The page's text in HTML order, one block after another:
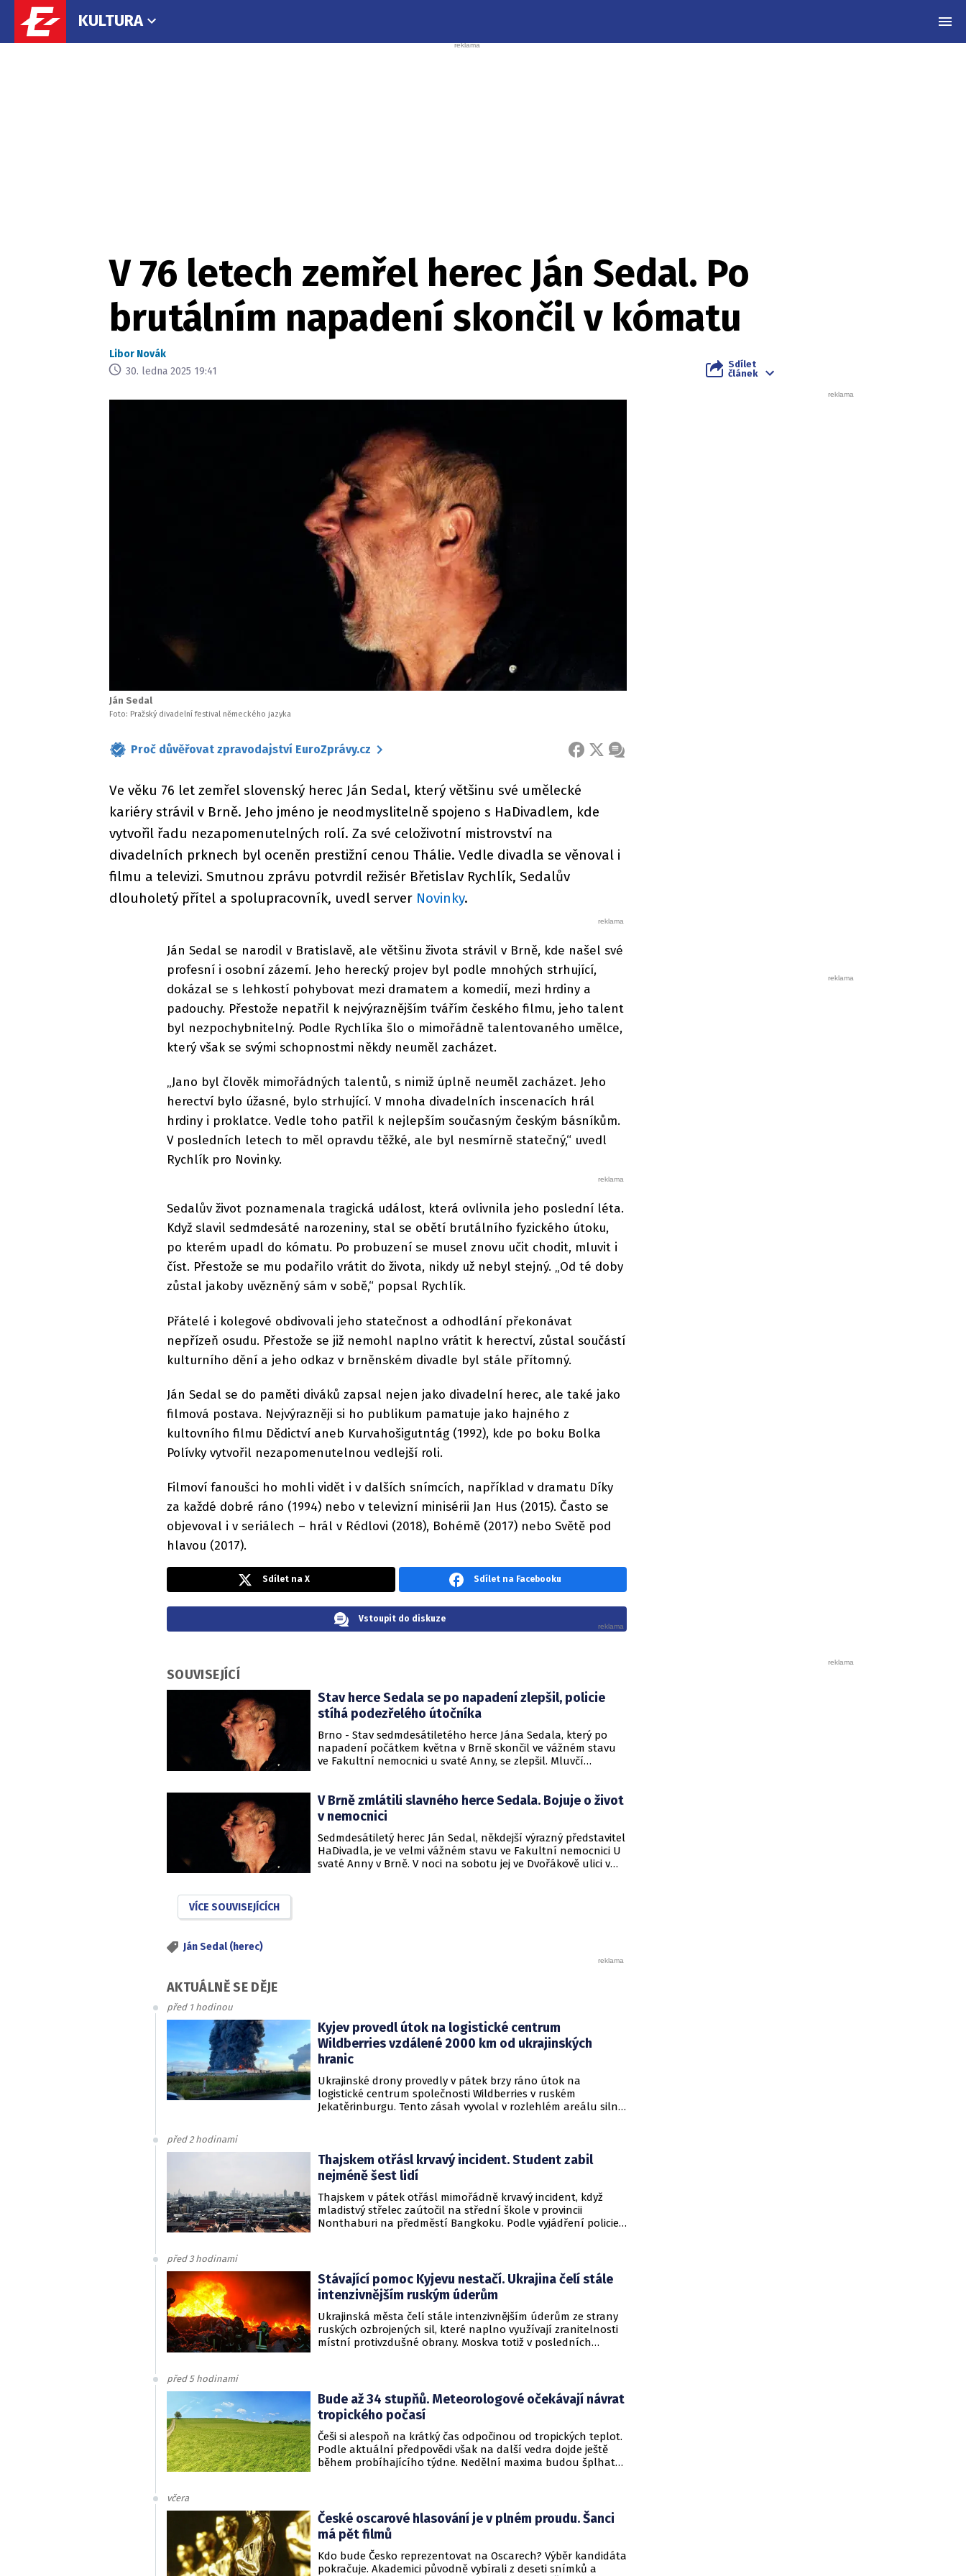
KULTURA
V 76 letech zemřel herec Ján Sedal. Po
brutálním napadení skončil v kómatu
Libor Novák
30. ledna 2025 19:41
Sdílet
článek
Ján Sedal
Foto: Pražský divadelní festival německého jazyka
Proč důvěřovat zpravodajství EuroZprávy.cz FACEBOOK
X ZPRÁVA
Ve věku 76 let zemřel slovenský herec Ján Sedal, který většinu své umělecké
kariéry strávil v Brně. Jeho jméno je neodmyslitelně spojeno s HaDivadlem, kde
vytvořil řadu nezapomenutelných rolí. Za své celoživotní mistrovství na
divadelních prknech byl oceněn prestižní cenou Thálie. Vedle divadla se věnoval i
filmu a televizi. Smutnou zprávu potvrdil režisér Břetislav Rychlík, Sedalův
dlouholetý přítel a spolupracovník, uvedl server Novinky.
Ján Sedal se narodil v Bratislavě, ale většinu života strávil v Brně, kde našel své
profesní i osobní zázemí. Jeho herecký projev byl podle mnohých strhující,
dokázal se s lehkostí pohybovat mezi dramatem a komedií, mezi hrdiny a
padouchy. Přestože nepatřil k nejvýraznějším tvářím českého filmu, jeho talent
byl nezpochybnitelný. Podle Rychlíka šlo o mimořádně talentovaného umělce,
který však se svými schopnostmi někdy neuměl zacházet.
„Jano byl člověk mimořádných talentů, s nimiž úplně neuměl zacházet. Jeho
herectví bylo úžasné, bylo strhující. V mnoha divadelních inscenacích hrál
hrdiny i proklatce. Vedle toho patřil k nejlepším současným českým básníkům.
V posledních letech to měl opravdu těžké, ale byl nesmírně statečný,“ uvedl
Rychlík pro Novinky.
Sedalův život poznamenala tragická událost, která ovlivnila jeho poslední léta.
Když slavil sedmdesáté narozeniny, stal se obětí brutálního fyzického útoku,
po kterém upadl do kómatu. Po probuzení se musel znovu učit chodit, mluvit i
číst. Přestože se mu podařilo vrátit do života, nikdy už nebyl stejný. „Od té doby
zůstal jakoby uvězněný sám v sobě,“ popsal Rychlík.
Přátelé i kolegové obdivovali jeho statečnost a odhodlání překonávat
nepřízeň osudu. Přestože se již nemohl naplno vrátit k herectví, zůstal součástí
kulturního dění a jeho odkaz v brněnském divadle byl stále přítomný.
Ján Sedal se do paměti diváků zapsal nejen jako divadelní herec, ale také jako
filmová postava. Nejvýrazněji si ho publikum pamatuje jako hajného z
kultovního filmu Dědictví aneb Kurvahošigutntág (1992), kde po boku Bolka
Polívky vytvořil nezapomenutelnou vedlejší roli.
Filmoví fanoušci ho mohli vidět i v dalších snímcích, například v dramatu Díky
za každé dobré ráno (1994) nebo v televizní minisérii Jan Hus (2015). Často se
objevoval i v seriálech – hrál v Rédlovi (2018), Bohémě (2017) nebo Světě pod
hlavou (2017).
Sdílet na X Sdílet na Facebooku
Vstoupit do diskuze
SOUVISEJÍCÍ
Stav herce Sedala se po napadení zlepšil, policie
stíhá podezřelého útočníka
Brno - Stav sedmdesátiletého herce Jána Sedala, který po
napadení počátkem května v Brně skončil ve vážném stavu
ve Fakultní nemocnici u svaté Anny, se zlepšil. Mluvčí
vyšetřuje, stíhá muže podezřelého z napadení.
V Brně zmlátili slavného herce Sedala. Bojuje o život
v nemocnici
Sedmdesátiletý herec Ján Sedal, někdejší výrazný představitel
HaDivadla, je ve velmi vážném stavu ve Fakultní nemocnici U
svaté Anny v Brně. V noci na sobotu jej ve Dvořákově ulici v
VÍCE SOUVISEJÍCÍCH
Ján Sedal (herec)
AKTUÁLNĚ SE DĚJE
před 1 hodinou
Kyjev provedl útok na logistické centrum
Wildberries vzdálené 2000 km od ukrajinských
hranic
Ukrajinské drony provedly v pátek brzy ráno útok na
logistické centrum společnosti Wildberries v ruském
Jekatěrinburgu. Tento zásah vyvolal v rozlehlém areálu silný
RWB, který řídí veškeré logistické operace.
před 2 hodinami
Thajskem otřásl krvavý incident. Student zabil
nejméně šest lidí
Thajskem v pátek otřásl mimořádně krvavý incident, když
mladistvý střelec zaútočil na střední škole v provincii
Nonthaburi na předměstí Bangkoku. Podle vyjádření policie
před 3 hodinami
Stávající pomoc Kyjevu nestačí. Ukrajina čelí stále
intenzivnějším ruským úderům
Ukrajinská města čelí stále intenzivnějším úderům ze strany
ruských ozbrojených sil, které naplno využívají zranitelnosti
místní protivzdušné obrany. Moskva totiž v posledních
obyvatelstvu dává jen pramalou šanci se včas ukrýt.
před 5 hodinami
Bude až 34 stupňů. Meteorologové očekávají návrat
tropického počasí
Češi si alespoň na krátký čas odpočinou od tropických teplot.
Podle aktuální předpovědi však na další vedra dojde ještě
během probíhajícího týdne. Nedělní maxima budou šplhat
včera
České oscarové hlasování je v plném proudu. Šanci
má pět filmů
Kdo bude Česko reprezentovat na Oscarech? Výběr kandidáta
pokračuje. Akademici původně vybírali z deseti snímků a